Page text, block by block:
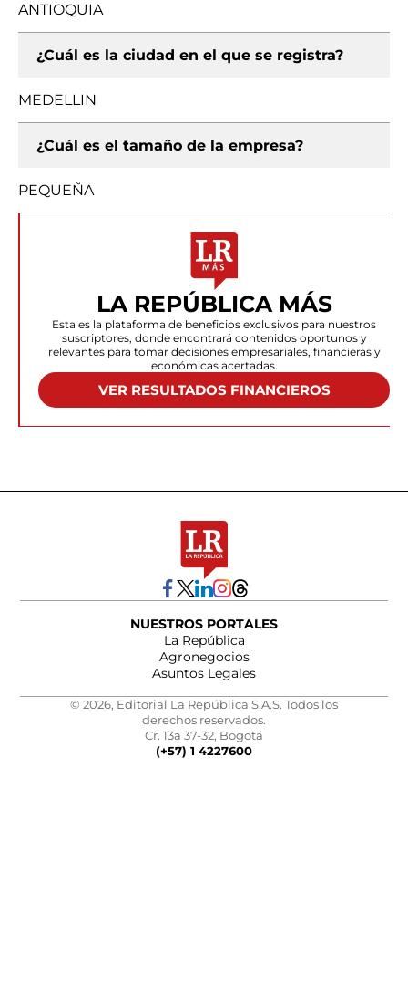
ANTIOQUIA
¿Cuál es la ciudad en el que se registra?
MEDELLIN
¿Cuál es el tamaño de la empresa?
PEQUEÑA
LA REPÚBLICA MÁS
Esta es la plataforma de beneficios exclusivos para nuestros
suscriptores, donde encontrará contenidos oportunos y
relevantes para tomar decisiones empresariales, financieras y
económicas acertadas.
VER RESULTADOS FINANCIEROS
NUESTROS PORTALES
La República
Agronegocios
Asuntos Legales
© 2026, Editorial La República S.A.S. Todos los
derechos reservados.
Cr. 13a 37-32, Bogotá
(+57) 1 4227600